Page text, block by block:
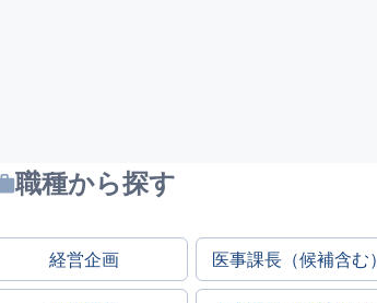
職種から探す
経営企画 医事課長（候補含む）